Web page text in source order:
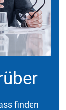
finden